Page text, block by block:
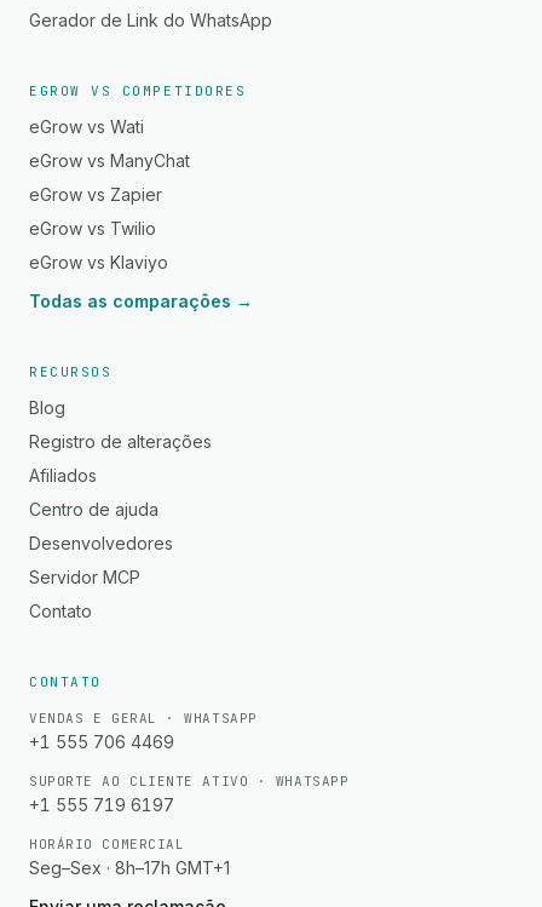
Gerador de Link do WhatsApp
EGROW VS COMPETIDORES
eGrow vs Wati
eGrow vs ManyChat
eGrow vs Zapier
eGrow vs Twilio
eGrow vs Klaviyo
Todas as comparações →
RECURSOS
Blog
Registro de alterações
Afiliados
Centro de ajuda
Desenvolvedores
Servidor MCP
Contato
CONTATO
VENDAS E GERAL · WHATSAPP
+1 555 706 4469
SUPORTE AO CLIENTE ATIVO · WHATSAPP
+1 555 719 6197
HORÁRIO COMERCIAL
Seg–Sex · 8h–17h GMT+1